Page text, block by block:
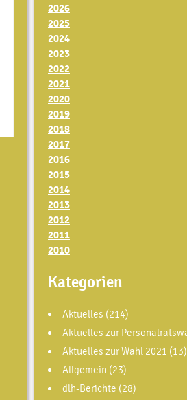
2026
2025
2024
2023
2022
2021
2020
2019
2018
2017
2016
2015
2014
2013
2012
2011
2010
Kategorien
Aktuelles (214)
Aktuelles zur
Aktuelles zur Wahl 2021 (13)
Allgemein (23)
dlh-Berichte (28)